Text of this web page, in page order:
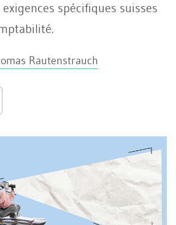
spécifiques suisses
Rautenstrauch